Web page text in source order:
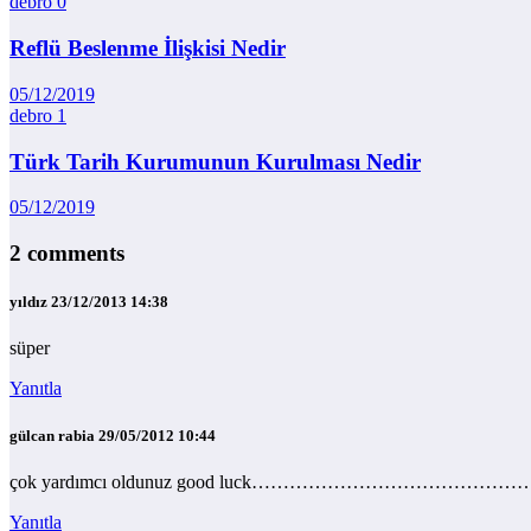
Reflü Beslenme İlişkisi Nedir
05/12/2019
debro 1
Türk Tarih Kurumunun Kurulması Nedir
05/12/2019
2 comments
yıldız 23/12/2013 14:38
süper
Yanıtla
gülcan rabia 29/05/2012 10:44
çok yardımcı oldunuz good
Yanıtla